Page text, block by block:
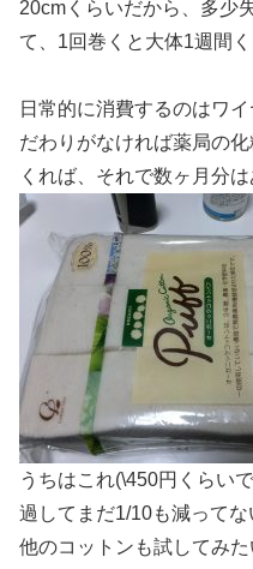
20cmくらいだから、多少
て、1回巻くと大体1週間く
日常的に消費するのはワ
だわりがなければ薬局の
くれば、それで数ヶ月分は
うちはこれ(\450円くらい
過してまだ1/10も減ってな
他のコットンも試してみ